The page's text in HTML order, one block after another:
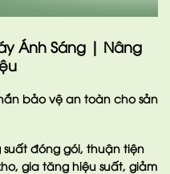
Ánh Sáng | Nâng
bảo vệ an toàn cho sản
đóng gói, thuận tiện
gia tăng hiệu suất, giảm